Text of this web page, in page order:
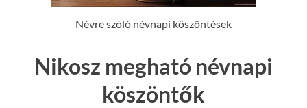
Névre szóló névnapi köszöntések
Nikosz megható névnapi
köszöntők